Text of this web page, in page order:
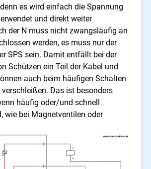
es wird einfach die Spannung
und direkt weiter
der N muss nicht zwangsläufig an
werden, es muss nur der
SPS sein. Damit entfällt bei der
Schützen ein Teil der Kabel und
auch beim häufigen Schalten
Das ist besonders
häufig oder/und schnell
wie bei Magnetventilen oder